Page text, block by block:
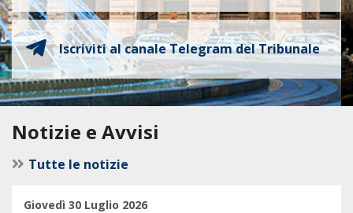
Iscriviti al canale Telegram del Tribunale
Notizie e Avvisi
Tutte le notizie
Giovedì 30 Luglio 2026